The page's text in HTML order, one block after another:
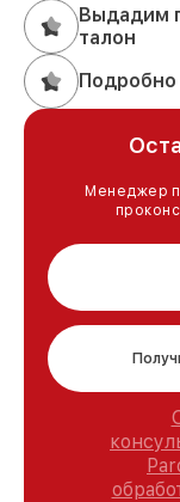
Выдадим
талон
Менеджер